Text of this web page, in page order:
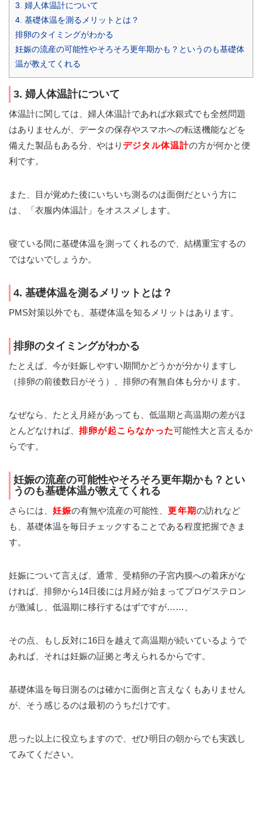
3. 婦人体温計について
4. 基礎体温を測るメリットとは？
排卵のタイミングがわかる
妊娠の流産の可能性やそろそろ更年期かも？というのも基礎体
温が教えてくれる
3. 婦人体温計について
体温計に関しては、婦人体温計であれば水銀式でも全然問題
はありませんが、データの保存やスマホへの転送機能などを
備えた製品もある分、やはりデジタル体温計の方が何かと便
利です。
また、目が覚めた後にいちいち測るのは面倒だという方に
は、「衣服内体温計」をオススメします。
寝ている間に基礎体温を測ってくれるので、結構重宝するの
ではないでしょうか。
4. 基礎体温を測るメリットとは？
PMS対策以外でも、基礎体温を知るメリットはあります。
排卵のタイミングがわかる
たとえば、今が妊娠しやすい期間かどうかが分かりますし
（排卵の前後数日がそう）、排卵の有無自体も分かります。
なぜなら、たとえ月経があっても、低温期と高温期の差がほ
とんどなければ、 排卵が起こらなかった可能性大と言えるか
らです。
妊娠の流産の可能性やそろそろ更年期かも？とい
うのも基礎体温が教えてくれる
さらには、 妊娠の有無や流産の可能性、更年期の訪れなど
も、基礎体温を毎日チェックすることである程度把握できま
す。
妊娠について言えば、通常、受精卵の子宮内膜への着床がな
ければ、排卵から14日後には月経が始まってプロゲステロン
が激減し、低温期に移行するはずですが……、
その点、もし反対に16日を越えて高温期が続いているようで
あれば、それは妊娠の証拠と考えられるからです。
基礎体温を毎日測るのは確かに面倒と言えなくもありません
が、そう感じるのは最初のうちだけです。
思った以上に役立ちますので、ぜひ明日の朝からでも実践し
てみてください。